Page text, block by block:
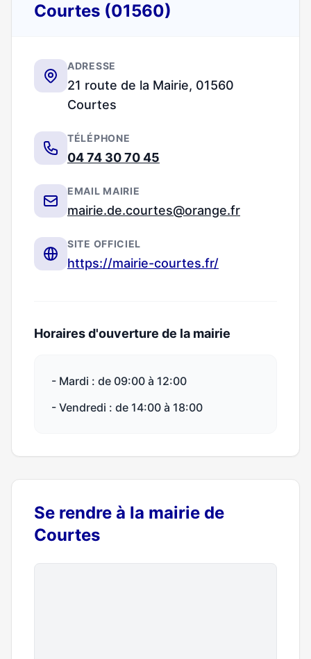
Courtes (01560)
ADRESSE
21 route de la Mairie, 01560
Courtes
TÉLÉPHONE
04 74 30 70 45
EMAIL MAIRIE
mairie.de.courtes@orange.fr
SITE OFFICIEL
https://mairie-courtes.fr/
Horaires d'ouverture de la mairie
- Mardi : de 09:00 à 12:00
- Vendredi : de 14:00 à 18:00
Se rendre à la mairie de
Courtes